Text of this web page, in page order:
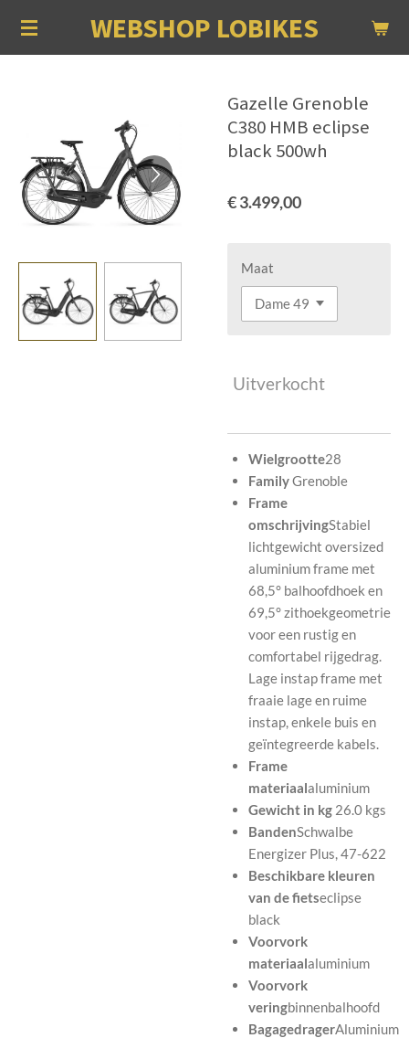
Ga
direct
WEBSHOP LOBIKES
Gazelle Grenoble
C380 HMB eclipse
black 500wh
€ 3.499,00
Maat
Uitverkocht
Wielgrootte28
FamilyGrenoble
Frame
omschrijvingStabiel
lichtgewicht oversized
aluminium frame met
68,5° balhoofdhoek en
69,5° zithoekgeometrie
voor een rustig en
comfortabel rijgedrag.
Lage instap frame met
fraaie lage en ruime
instap, enkele buis en
geïntegreerde kabels.
Frame
materiaalaluminium
Gewicht in kg 26.0 kgs
BandenSchwalbe
Energizer Plus, 47-622
Beschikbare kleuren
van de fietseclipse
black
Voorvork
materiaalaluminium
Voorvork
veringbinnenbalhoofd
BagagedragerAluminium